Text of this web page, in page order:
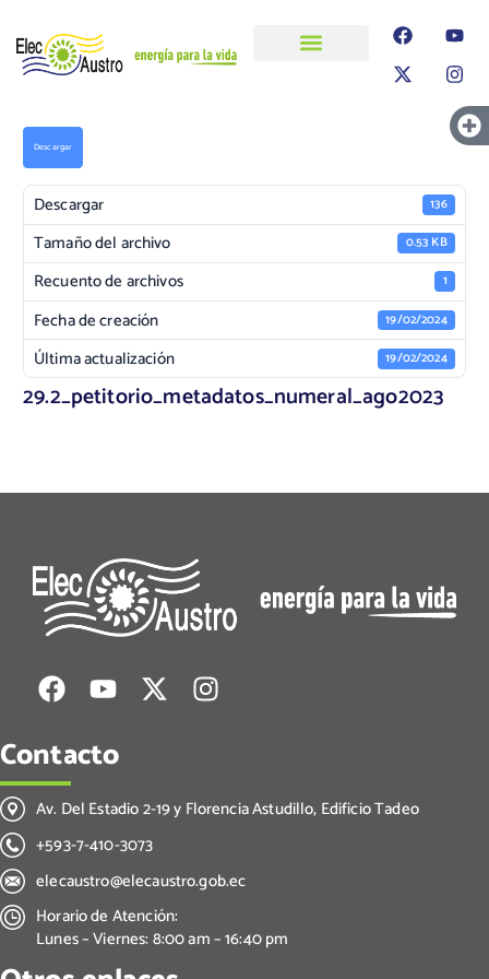
Descargar
Descargar 136
Tamaño del archivo 0.53 KB
Recuento de archivos 1
Fecha de creación 19/02/2024
Última actualización 19/02/2024
29.2_petitorio_metadatos_numeral_ago2023
Contacto
Av. Del Estadio 2-19 y Florencia Astudillo, Edificio Tadeo
+593-7-410-3073
elecaustro@elecaustro.gob.ec
Horario de Atención:
Lunes – Viernes: 8:00 am – 16:40 pm